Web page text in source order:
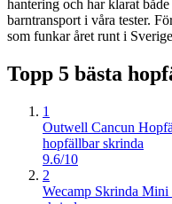
hantering och har klarat
barntransport i våra tester.
som funkar året runt i
Topp 5 bästa
1
Outwell Cancun
hopfällbar skrinda
9.6/10
2
Wecamp Skrinda